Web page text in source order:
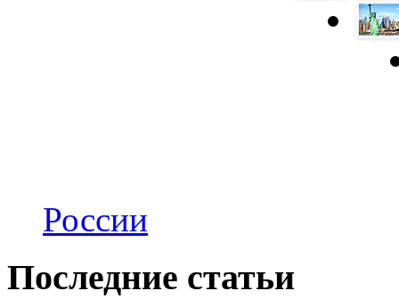
России
Последние статьи